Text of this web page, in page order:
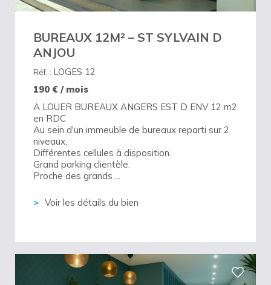
BUREAUX 12M² – ST SYLVAIN D
ANJOU
Réf. : LOGES 12
190 € / mois
A LOUER BUREAUX ANGERS EST D ENV 12 m2
en RDC
Au sein d'un immeuble de bureaux reparti sur 2
niveaux,
Différentes cellules à disposition.
Grand parking clientèle.
Proche des grands ...
Voir les détails du bien